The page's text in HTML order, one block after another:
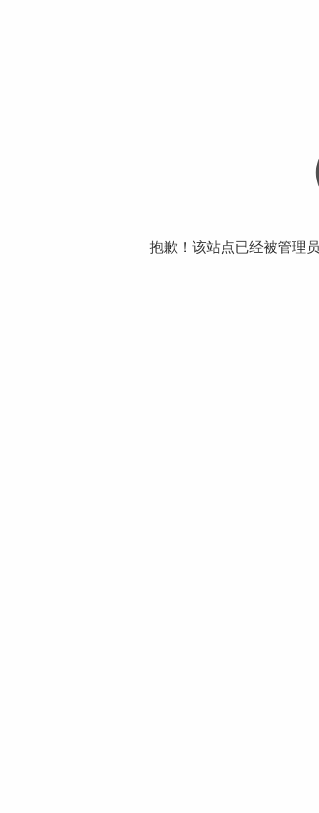
抱歉！该站点已经被管理